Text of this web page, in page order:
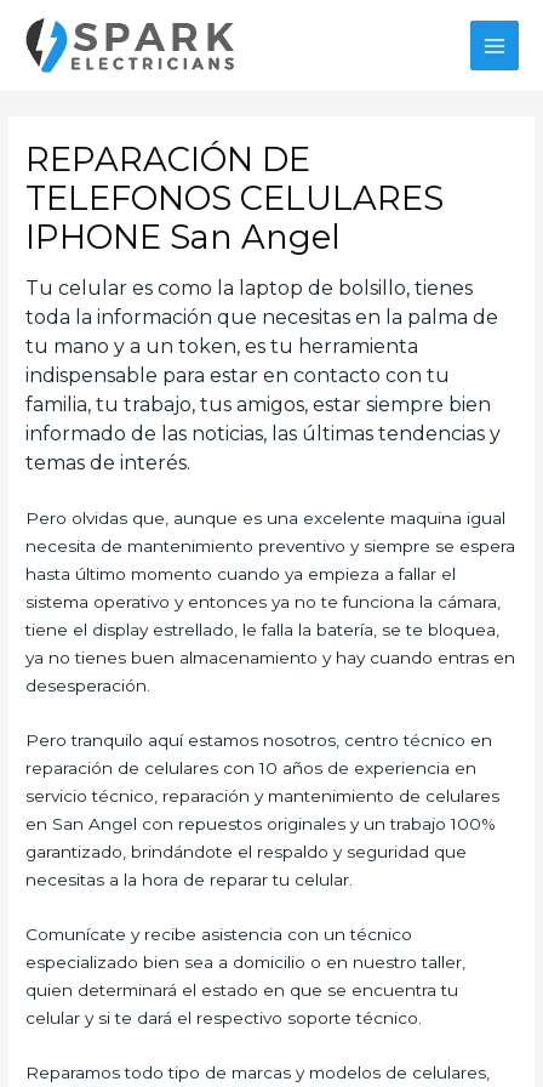
contenido
REPARACIÓN DE
TELEFONOS CELULARES
IPHONE San Angel
Tu celular es como la laptop de bolsillo, tienes
toda la información que necesitas en la palma de
tu mano y a un token, es tu herramienta
indispensable para estar en contacto con tu
familia, tu trabajo, tus amigos, estar siempre bien
informado de las noticias, las últimas tendencias y
temas de interés.
Pero olvidas que, aunque es una excelente maquina igual
necesita de mantenimiento preventivo y siempre se espera
hasta último momento cuando ya empieza a fallar el
sistema operativo y entonces ya no te funciona la cámara,
tiene el display estrellado, le falla la batería, se te bloquea,
ya no tienes buen almacenamiento y hay cuando entras en
desesperación.
Pero tranquilo aquí estamos nosotros, centro técnico en
reparación de celulares con 10 años de experiencia en
servicio técnico, reparación y mantenimiento de celulares
en San Angel con repuestos originales y un trabajo 100%
garantizado, brindándote el respaldo y seguridad que
necesitas a la hora de reparar tu celular.
Comunícate y recibe asistencia con un técnico
especializado bien sea a domicilio o en nuestro taller,
quien determinará el estado en que se encuentra tu
celular y si te dará el respectivo soporte técnico.
Reparamos todo tipo de marcas y modelos de celulares,